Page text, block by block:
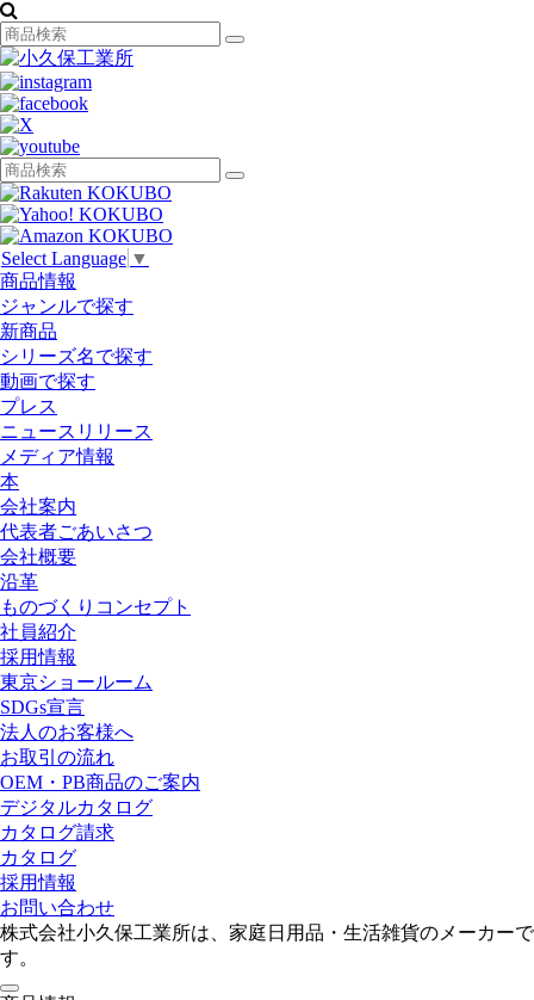
Select Language ▼
商品情報
ジャンルで探す
新商品
シリーズ名で探す
動画で探す
プレス
ニュースリリース
メディア情報
本
会社案内
代表者ごあいさつ
会社概要
沿革
ものづくりコンセプト
社員紹介
採用情報
東京ショールーム
SDGs宣言
法人のお客様へ
お取引の流れ
OEM・PB商品のご案内
デジタルカタログ
カタログ請求
カタログ
採用情報
お問い合わせ
株式会社小久保工業所は、家庭日用品・生活雑貨のメーカーで
す。
toggle